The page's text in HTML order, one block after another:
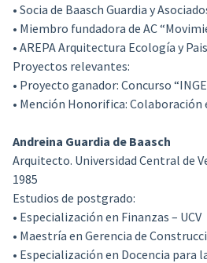
• Socia de Baasch Guardia y
• Miembro fundadora de AC
• AREPA Arquitectura Ecología y
Proyectos relevantes:
• Proyecto ganador: Concurso
• Mención Honorifica: Colaboración
Andreina Guardia de Baasch
Arquitecto. Universidad Central de
1985
Estudios de postgrado:
• Especialización en Finanzas – UCV
• Maestría en Gerencia de
• Especialización en Docencia para